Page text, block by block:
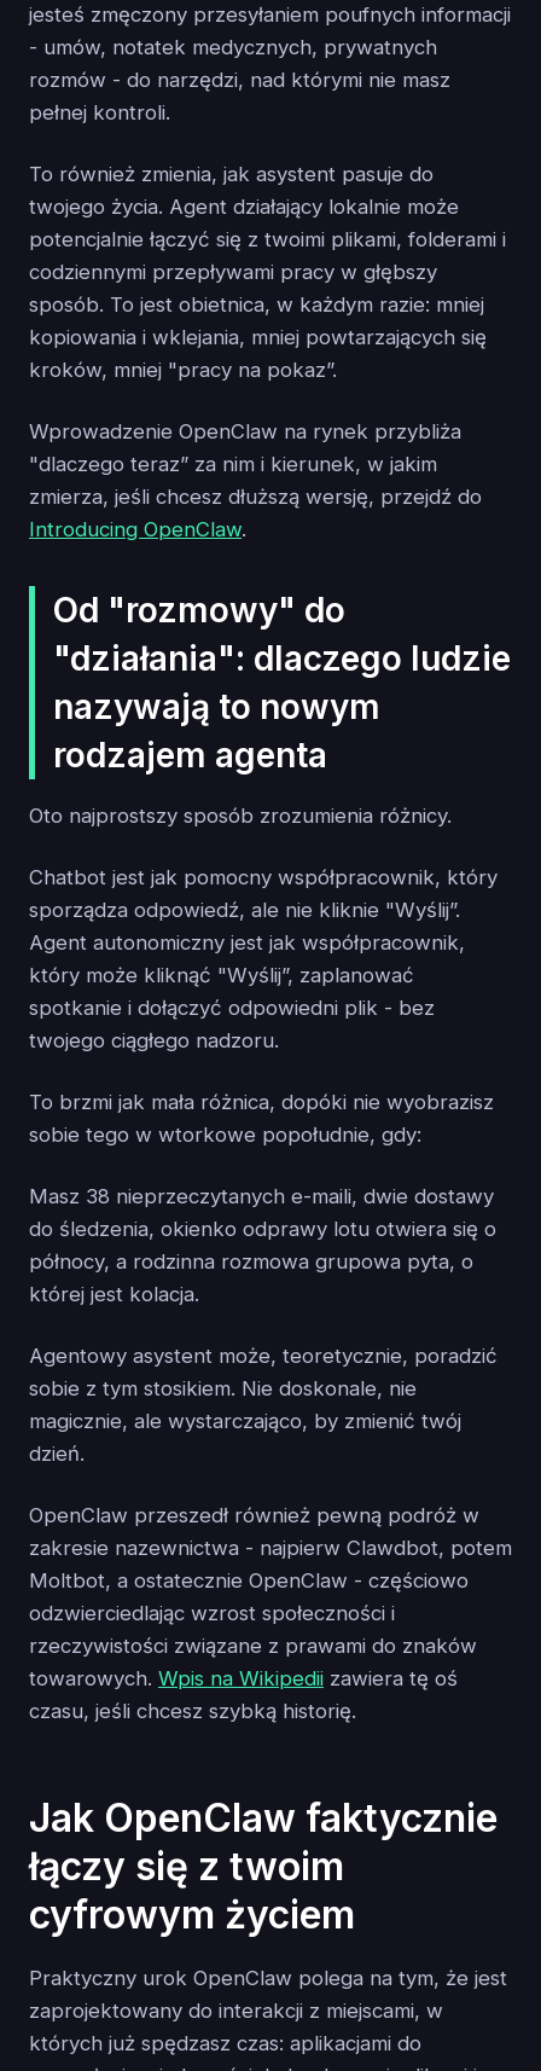
jesteś zmęczony przesyłaniem poufnych informacji
- umów, notatek medycznych, prywatnych
rozmów - do narzędzi, nad którymi nie masz
pełnej kontroli.
To również zmienia, jak asystent pasuje do
twojego życia. Agent działający lokalnie może
potencjalnie łączyć się z twoimi plikami, folderami i
codziennymi przepływami pracy w głębszy
sposób. To jest obietnica, w każdym razie: mniej
kopiowania i wklejania, mniej powtarzających się
kroków, mniej "pracy na pokaz”.
Wprowadzenie OpenClaw na rynek przybliża
"dlaczego teraz” za nim i kierunek, w jakim
zmierza, jeśli chcesz dłuższą wersję, przejdź do
Introducing OpenClaw.
Od "rozmowy" do
"działania": dlaczego ludzie
nazywają to nowym
rodzajem agenta
Oto najprostszy sposób zrozumienia różnicy.
Chatbot jest jak pomocny współpracownik, który
sporządza odpowiedź, ale nie kliknie "Wyślij”.
Agent autonomiczny jest jak współpracownik,
który może kliknąć "Wyślij”, zaplanować
spotkanie i dołączyć odpowiedni plik - bez
twojego ciągłego nadzoru.
To brzmi jak mała różnica, dopóki nie wyobrazisz
sobie tego w wtorkowe popołudnie, gdy:
Masz 38 nieprzeczytanych e-maili, dwie dostawy
do śledzenia, okienko odprawy lotu otwiera się o
północy, a rodzinna rozmowa grupowa pyta, o
której jest kolacja.
Agentowy asystent może, teoretycznie, poradzić
sobie z tym stosikiem. Nie doskonale, nie
magicznie, ale wystarczająco, by zmienić twój
dzień.
OpenClaw przeszedł również pewną podróż w
zakresie nazewnictwa - najpierw Clawdbot, potem
Moltbot, a ostatecznie OpenClaw - częściowo
odzwierciedlając wzrost społeczności i
rzeczywistości związane z prawami do znaków
towarowych. Wpis na Wikipedii zawiera tę oś
czasu, jeśli chcesz szybką historię.
Jak OpenClaw faktycznie
łączy się z twoim
cyfrowym życiem
Praktyczny urok OpenClaw polega na tym, że jest
zaprojektowany do interakcji z miejscami, w
których już spędzasz czas: aplikacjami do